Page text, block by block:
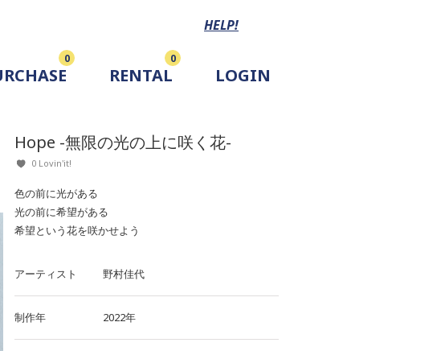
HELP!
0
RENTAL
0
LOGIN
Hope -無限の光の上に咲く花-
0 Lovin'it!
色の前に光がある
光の前に希望がある
希望という花を咲かせよう
アーティスト 野村佳代
制作年 2022年